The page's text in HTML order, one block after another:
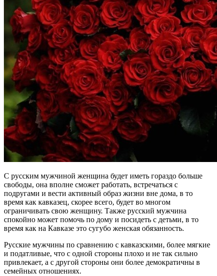
С русским мужчиной женщина будет иметь гораздо больше
свободы, она вполне сможет работать, встречаться с
подругами и вести активный образ жизни вне дома, в то
время как кавказец, скорее всего, будет во многом
ограничивать свою женщину. Также русский мужчина
спокойно может помочь по дому и посидеть с детьми, в то
время как на Кавказе это сугубо женская обязанность.
Русские мужчины по сравнению с кавказскими, более мягкие
и податливые, что с одной стороны плохо и не так сильно
привлекает, а с другой стороны они более демократичны в
семейных отношениях.